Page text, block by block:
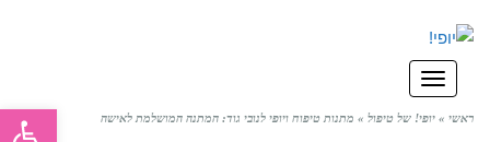
תפריט
ראשי » יופי! של טיפול » מתנות טיפוח ויופי לנובי גוד: המתנה המושלמת לאישה פתח